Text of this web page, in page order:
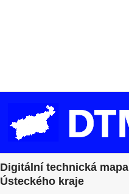
Digitální technická mapa
Ústeckého kraje